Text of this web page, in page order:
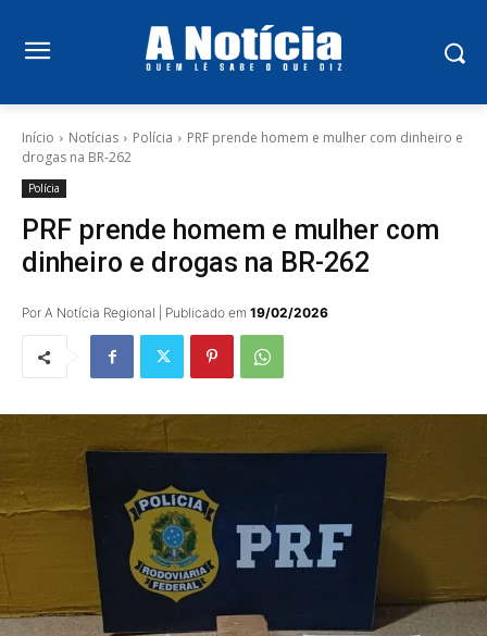
Início Notícias Polícia
PRF prende homem e mulher com dinheiro e
drogas na BR-262
Polícia
PRF prende homem e mulher com
dinheiro e drogas na BR-262
Por A Notícia Regional | Publicado em 19/02/2026